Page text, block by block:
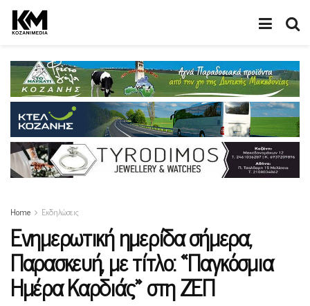
Home Εκδηλώσεις
Ενημερωτική ημερίδα σήμερα,
Παρασκευή, με τίτλο: «Παγκόσμια
Ημέρα Καρδιάς» στη ΖΕΠ